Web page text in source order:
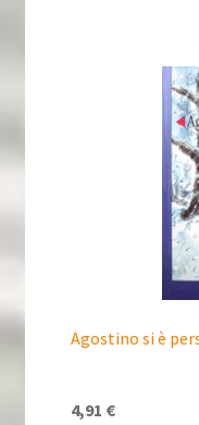
Agostino si è
4,91 €